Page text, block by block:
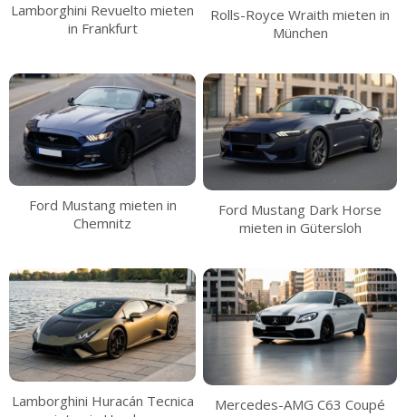
Lamborghini Revuelto mieten
in Frankfurt
Rolls-Royce Wraith mieten in
München
Ford Mustang mieten in
Chemnitz
Ford Mustang Dark Horse
mieten in Gütersloh
Lamborghini Huracán Tecnica
Mercedes-AMG C63 Coupé